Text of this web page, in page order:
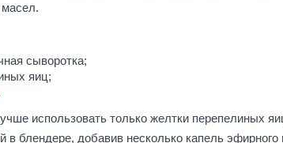
сыворотка;
яиц;
использовать только желтки перепелиных
в блендере, добавив несколько капель